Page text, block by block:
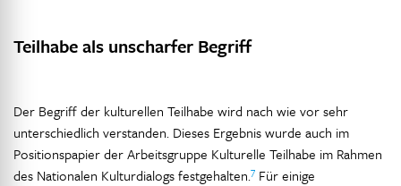
Teilhabe als unscharfer Begriff
Der Begriff der kulturellen Teilhabe wird nach wie vor sehr
unterschiedlich verstanden. Dieses Ergebnis wurde auch im
Positionspapier der Arbeitsgruppe Kulturelle Teilhabe im Rahmen
des Nationalen Kulturdialogs festgehalten.7 Für einige